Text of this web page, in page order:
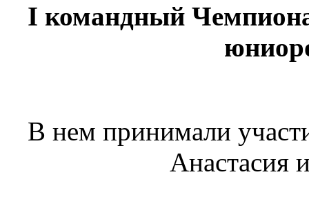
I командный
В нем принимали
Анастасия